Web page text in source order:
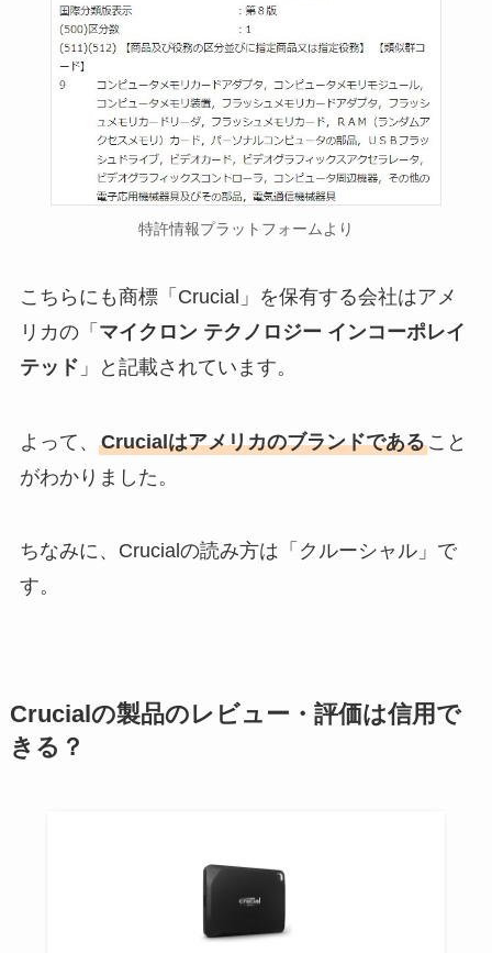
特許情報プラットフォームより
こちらにも商標「Crucial」を保有する会社はアメ
リカの「 マイクロン テクノロジー インコーポレイ
テッド 」と記載されています。
よって、 Crucialはアメリカのブランドであること
がわかりました。
ちなみに、Crucialの読み方は「クルーシャル」で
す。
Crucialの製品のレビュー・評価は信用で
きる？